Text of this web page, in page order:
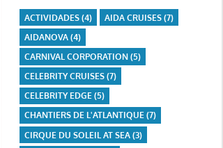
ACTIVIDADES(4) AIDA CRUISES(7)
AIDANOVA(4)
CARNIVAL CORPORATION(5)
CELEBRITY CRUISES(7)
CELEBRITY EDGE(5)
CHANTIERS DE L'ATLANTIQUE(7)
CIRQUE DU SOLEIL AT SEA(3)